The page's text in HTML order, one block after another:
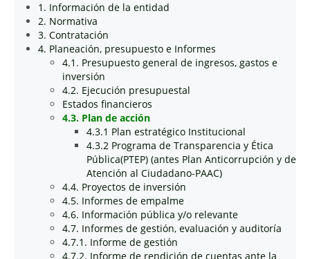
1. Información de la entidad
2. Normativa
3. Contratación
4. Planeación, presupuesto e Informes
4.1. Presupuesto general de ingresos, gastos e
inversión
4.2. Ejecución presupuestal
Estados financieros
4.3. Plan de acción
4.3.1 Plan estratégico Institucional
4.3.2 Programa de Transparencia y Ética
Pública(PTEP) (antes Plan Anticorrupción y de
Atención al Ciudadano-PAAC)
4.4. Proyectos de inversión
4.5. Informes de empalme
4.6. Información pública y/o relevante
4.7. Informes de gestión, evaluación y auditoría
4.7.1. Informe de gestión
4.7.2. Informe de rendición de cuentas ante la